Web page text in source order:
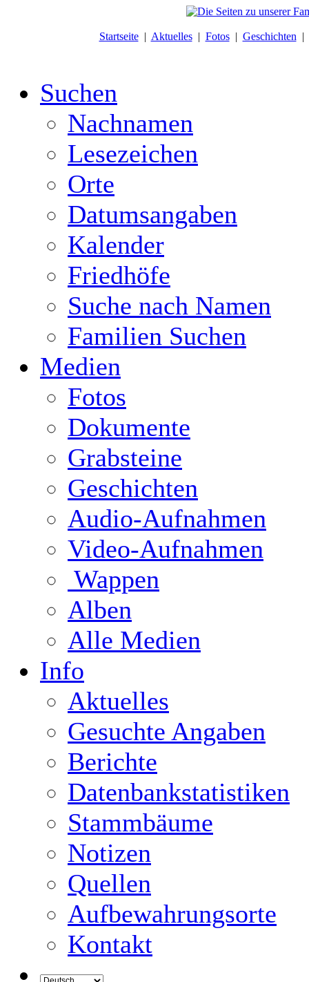
Startseite| Aktuelles| Fotos| Geschichten |
Suchen
Nachnamen
Lesezeichen
Orte
Datumsangaben
Kalender
Friedhöfe
Suche nach Namen
Familien Suchen
Medien
Fotos
Dokumente
Grabsteine
Geschichten
Audio-Aufnahmen
Video-Aufnahmen
Wappen
Alben
Alle Medien
Info
Aktuelles
Gesuchte Angaben
Berichte
Datenbankstatistiken
Stammbäume
Notizen
Quellen
Aufbewahrungsorte
Kontakt